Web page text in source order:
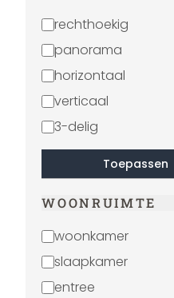
rechthoekig
panorama
horizontaal
verticaal
3-delig
Toepassen
WOONRUIMTE
woonkamer
slaapkamer
entree